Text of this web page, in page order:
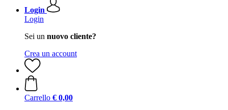
Login
Login
Sei un nuovo cliente?
Crea un account
Carrello € 0,00